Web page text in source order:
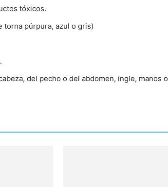
tóxicos.
torna púrpura, azul o gris)
del pecho o del abdomen, ingle, manos o